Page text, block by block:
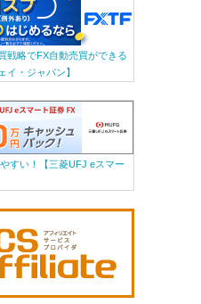
戦略でFX自動売買ができる
イ・ジャパン】
すい！【三菱UFJ eスマー